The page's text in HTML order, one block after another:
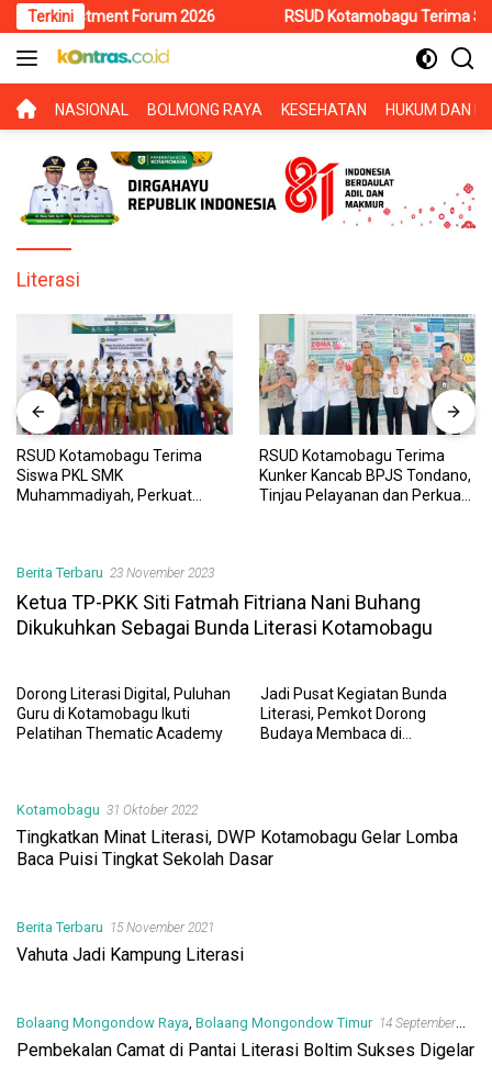
Langsung
ke
konten
Terkini Forum 2026 RSUD Kotamobagu Terima Siswa
BERANDA
NASIONAL BOLMONG RAYA KESEHATAN HUKUM DAN
Literasi
RSUD Kotamobagu Terima
Siswa PKL SMK
Muhammadiyah, Perkuat
RSUD Kotamobagu Terima
Kunker Kancab BPJS Tondano,
Tinjau Pelayanan dan Perkuat
Berita Terbaru 23 November 2023
Ketua TP-PKK Siti Fatmah Fitriana Nani Buhang
Dikukuhkan Sebagai Bunda Literasi Kotamobagu
Dorong Literasi Digital, Puluhan
Guru di Kotamobagu Ikuti
Pelatihan Thematic Academy
Jadi Pusat Kegiatan Bunda
Literasi, Pemkot Dorong
Budaya Membaca di
Kotamobagu 31 Oktober 2022
Tingkatkan Minat Literasi, DWP Kotamobagu Gelar Lomba
Baca Puisi Tingkat Sekolah Dasar
Berita Terbaru 15 November 2021
Vahuta Jadi Kampung Literasi
Bolaang Mongondow Raya, Bolaang Mongondow Timur 14 September
2021
Pembekalan Camat di Pantai Literasi Boltim Sukses Digelar